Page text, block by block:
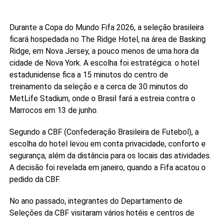
Durante a Copa do Mundo Fifa 2026, a seleção brasileira
ficará hospedada no The Ridge Hotel, na área de Basking
Ridge, em Nova Jersey, a pouco menos de uma hora da
cidade de Nova York. A escolha foi estratégica: o hotel
estadunidense fica a 15 minutos do centro de
treinamento da seleção e a cerca de 30 minutos do
MetLife Stadium, onde o Brasil fará a estreia contra o
Marrocos em 13 de junho.
Segundo a CBF (Confederação Brasileira de Futebol), a
escolha do hotel levou em conta privacidade, conforto e
segurança, além da distância para os locais das atividades.
A decisão foi revelada em janeiro, quando a Fifa acatou o
pedido da CBF.
No ano passado, integrantes do Departamento de
Seleções da CBF visitaram vários hotéis e centros de